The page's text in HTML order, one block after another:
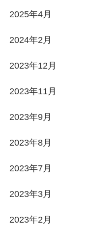
2025年4月
2024年2月
2023年12月
2023年11月
2023年9月
2023年8月
2023年7月
2023年3月
2023年2月